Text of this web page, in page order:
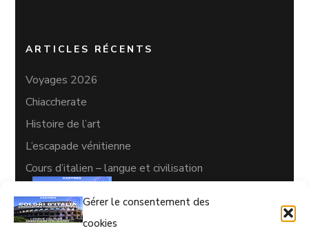
Gérer le consentement des
cookies
ARTICLES RÉCENTS
Voyages 2026
Chiaccherate
Histoire de l’art
L’escapade vénitienne
Cours d’italien – langue et civilisation